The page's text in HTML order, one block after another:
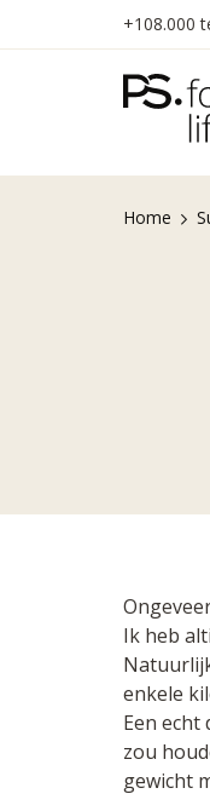
inhoud
+108.000
Home
Ik heb
enkele
Een
zou
gewicht